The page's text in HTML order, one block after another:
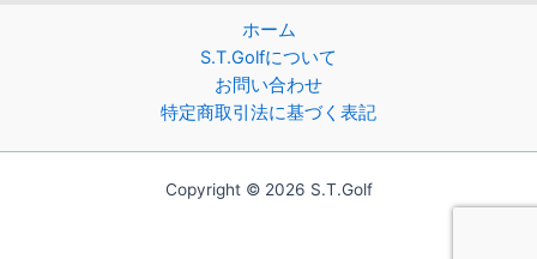
ホーム
S.T.Golfについて
お問い合わせ
特定商取引法に基づく表記
Copyright © 2026 S.T.Golf